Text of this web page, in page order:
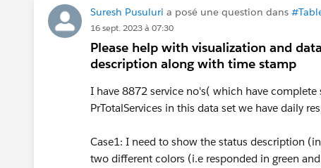
Suresh Pusuluri a posé une question dans
16 sept. 2023 à 07:30
Please help with visualization and
description along with time stamp
I have 8872 service no's( which have
PrTotalServices in this data set we have daily
Case1: I need to show the status description
two different colors (i.e responded in green